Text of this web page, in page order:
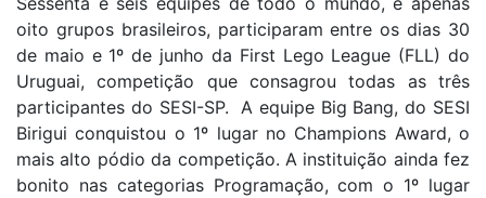
oito grupos brasileiros, participaram entre os dias 30
de maio e 1º de junho da First Lego League (FLL) do
Uruguai, competição que consagrou todas as três
participantes do SESI-SP. A equipe Big Bang, do SESI
Birigui conquistou o 1º lugar no Champions Award, o
mais alto pódio da competição. A instituição ainda fez
bonito nas categorias Programação, com o 1º lugar